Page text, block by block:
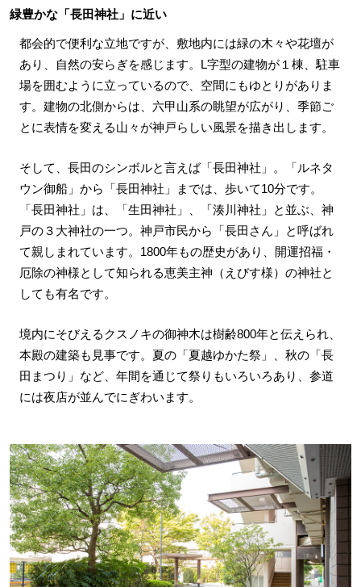
緑豊かな「長田神社」に近い
都会的で便利な立地ですが、敷地内には緑の木々や花壇が
あり、自然の安らぎを感じます。L字型の建物が１棟、駐車
場を囲むように立っているので、空間にもゆとりがありま
す。建物の北側からは、六甲山系の眺望が広がり、季節ご
とに表情を変える山々が神戸らしい風景を描き出します。
そして、長田のシンボルと言えば「長田神社」。「ルネタ
ウン御船」から「長田神社」までは、歩いて10分です。
「長田神社」は、「生田神社」、「湊川神社」と並ぶ、神
戸の３大神社の一つ。神戸市民から「長田さん」と呼ばれ
て親しまれています。1800年もの歴史があり、開運招福・
厄除の神様として知られる恵美主神（えびす様）の神社と
しても有名です。
境内にそびえるクスノキの御神木は樹齢800年と伝えられ、
本殿の建築も見事です。夏の「夏越ゆかた祭」、秋の「長
田まつり」など、年間を通じて祭りもいろいろあり、参道
には夜店が並んでにぎわいます。